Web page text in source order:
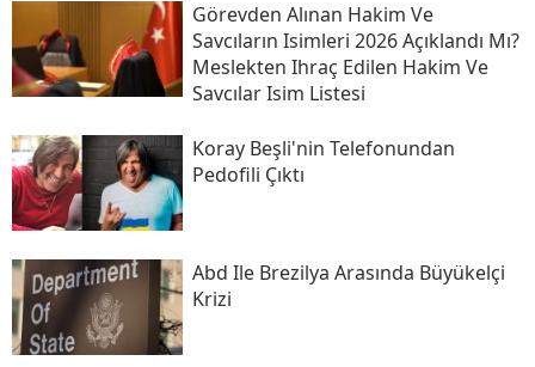
Görevden Alınan Hakim Ve
Savcıların Isimleri 2026 Açıklandı Mı?
Meslekten Ihraç Edilen Hakim Ve
Savcılar Isim Listesi
Koray Beşli'nin Telefonundan
Pedofili Çıktı
Abd Ile Brezilya Arasında Büyükelçi
Krizi